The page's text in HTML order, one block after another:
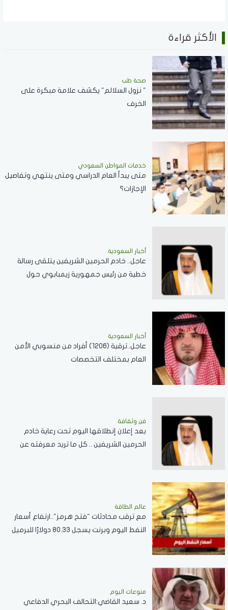
الأكثر قراءة
صحة طب
" نزول السلالم" يكشف علامة مبكرة على
الخرف
خدمات المواطن السعودي
‏متى يبدأ العام الدراسي ومتى ينتهي وتفاصيل
الإجازات؟
أخبار السعودية
عاجل.. خادم الحرمين الشريفين يتلقى رسالة
خطية من رئيس جمهورية زيمبابوي حول
أخبار السعودية
عاجل..ترقية (1206) أفراد من منسوبي الأمن
العام بمختلف التخصصات
فن وثقافة
بعد إعلان إنطلاقها اليوم تحت رعاية خادم
الحرمين الشريفين .. كل ما تريد معرفته عن
عالم الطاقة
مع ترقب محادثات "فتح هرمز"..ارتفاع أسعار
النفط اليوم وبرنت يسجل 80.33 دولارًا للبرميل
منوعات اليوم
د. سعيد القاضي:التحالف البحري الدفاعي